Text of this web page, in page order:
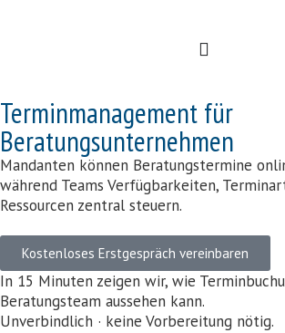
Terminmanagement für
Beratungsunternehmen
Mandanten können Beratungstermine
während Teams Verfügbarkeiten,
Ressourcen zentral steuern.
Kostenloses Erstgespräch vereinbaren
In 15 Minuten zeigen wir, wie
Beratungsteam aussehen kann.
Unverbindlich · keine Vorbereitung nötig.